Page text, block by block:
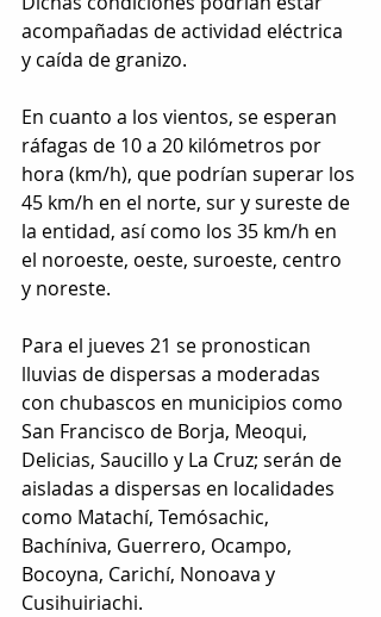
acompañadas de actividad eléctrica
y caída de granizo.
En cuanto a los vientos, se esperan
ráfagas de 10 a 20 kilómetros por
hora (km/h), que podrían superar los
45 km/h en el norte, sur y sureste de
la entidad, así como los 35 km/h en
el noroeste, oeste, suroeste, centro
y noreste.
Para el jueves 21 se pronostican
lluvias de dispersas a moderadas
con chubascos en municipios como
San Francisco de Borja, Meoqui,
Delicias, Saucillo y La Cruz; serán de
aisladas a dispersas en localidades
como Matachí, Temósachic,
Bachíniva, Guerrero, Ocampo,
Bocoyna, Carichí, Nonoava y
Cusihuiriachi.